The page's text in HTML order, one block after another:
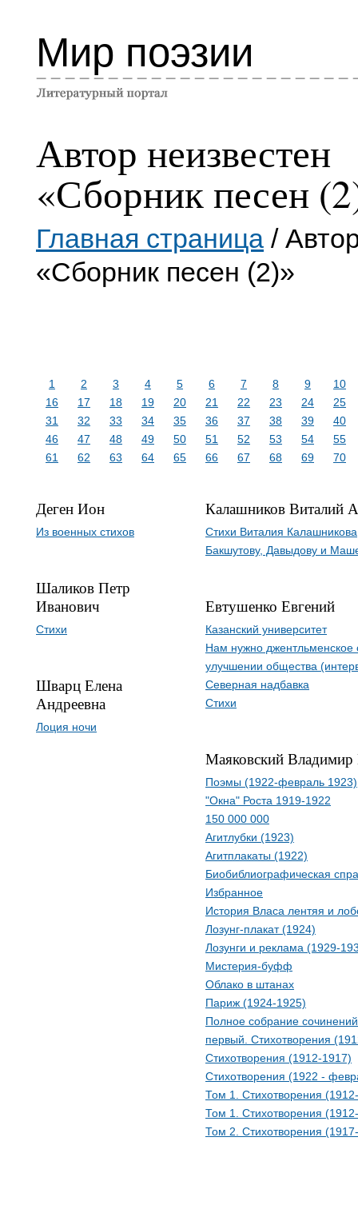
Мир поэзии
Автор неизвестен
«Сборник песен
Главная страница /
«Сборник песен (2)»
1 2 3 4 5 6 7 8 9
10
16
17 18 19 20 21 22 23 24
25
31
32 33 34 35 36 37 38 39
40
46
47 48 49 50 51 52 53 54
55
61
62 63 64 65 66 67 68 69 70
Деген Ион
Из военных стихов
Шаликов Петр
Иванович
Стихи
Шварц Елена
Андреевна
Лоция ночи
Калашников Виталий
Стихи Виталия
Бакшутову, Давыдову и
Евтушенко Евгений
Казанский университет
Нам нужно джентльменское
улучшении общества
Северная надбавка
Стихи
Маяковский
Поэмы (1922-февраль 1923)
"Окна" Роста 1919-1922
150 000 000
Агитлубки (1923)
Агитплакаты (1922)
Биобиблиографическая
Избранное
История Власа лентяя и
Лозунг-плакат (1924)
Лозунги и реклама (1929-
Мистерия-буфф
Облако в штанах
Париж (1924-1925)
Полное собрание
первый. Стихотворения
Стихотворения (1912-1917)
Стихотворения (1922 -
Том 1. Стихотворения
Том 1. Стихотворения
Том 2. Стихотворения